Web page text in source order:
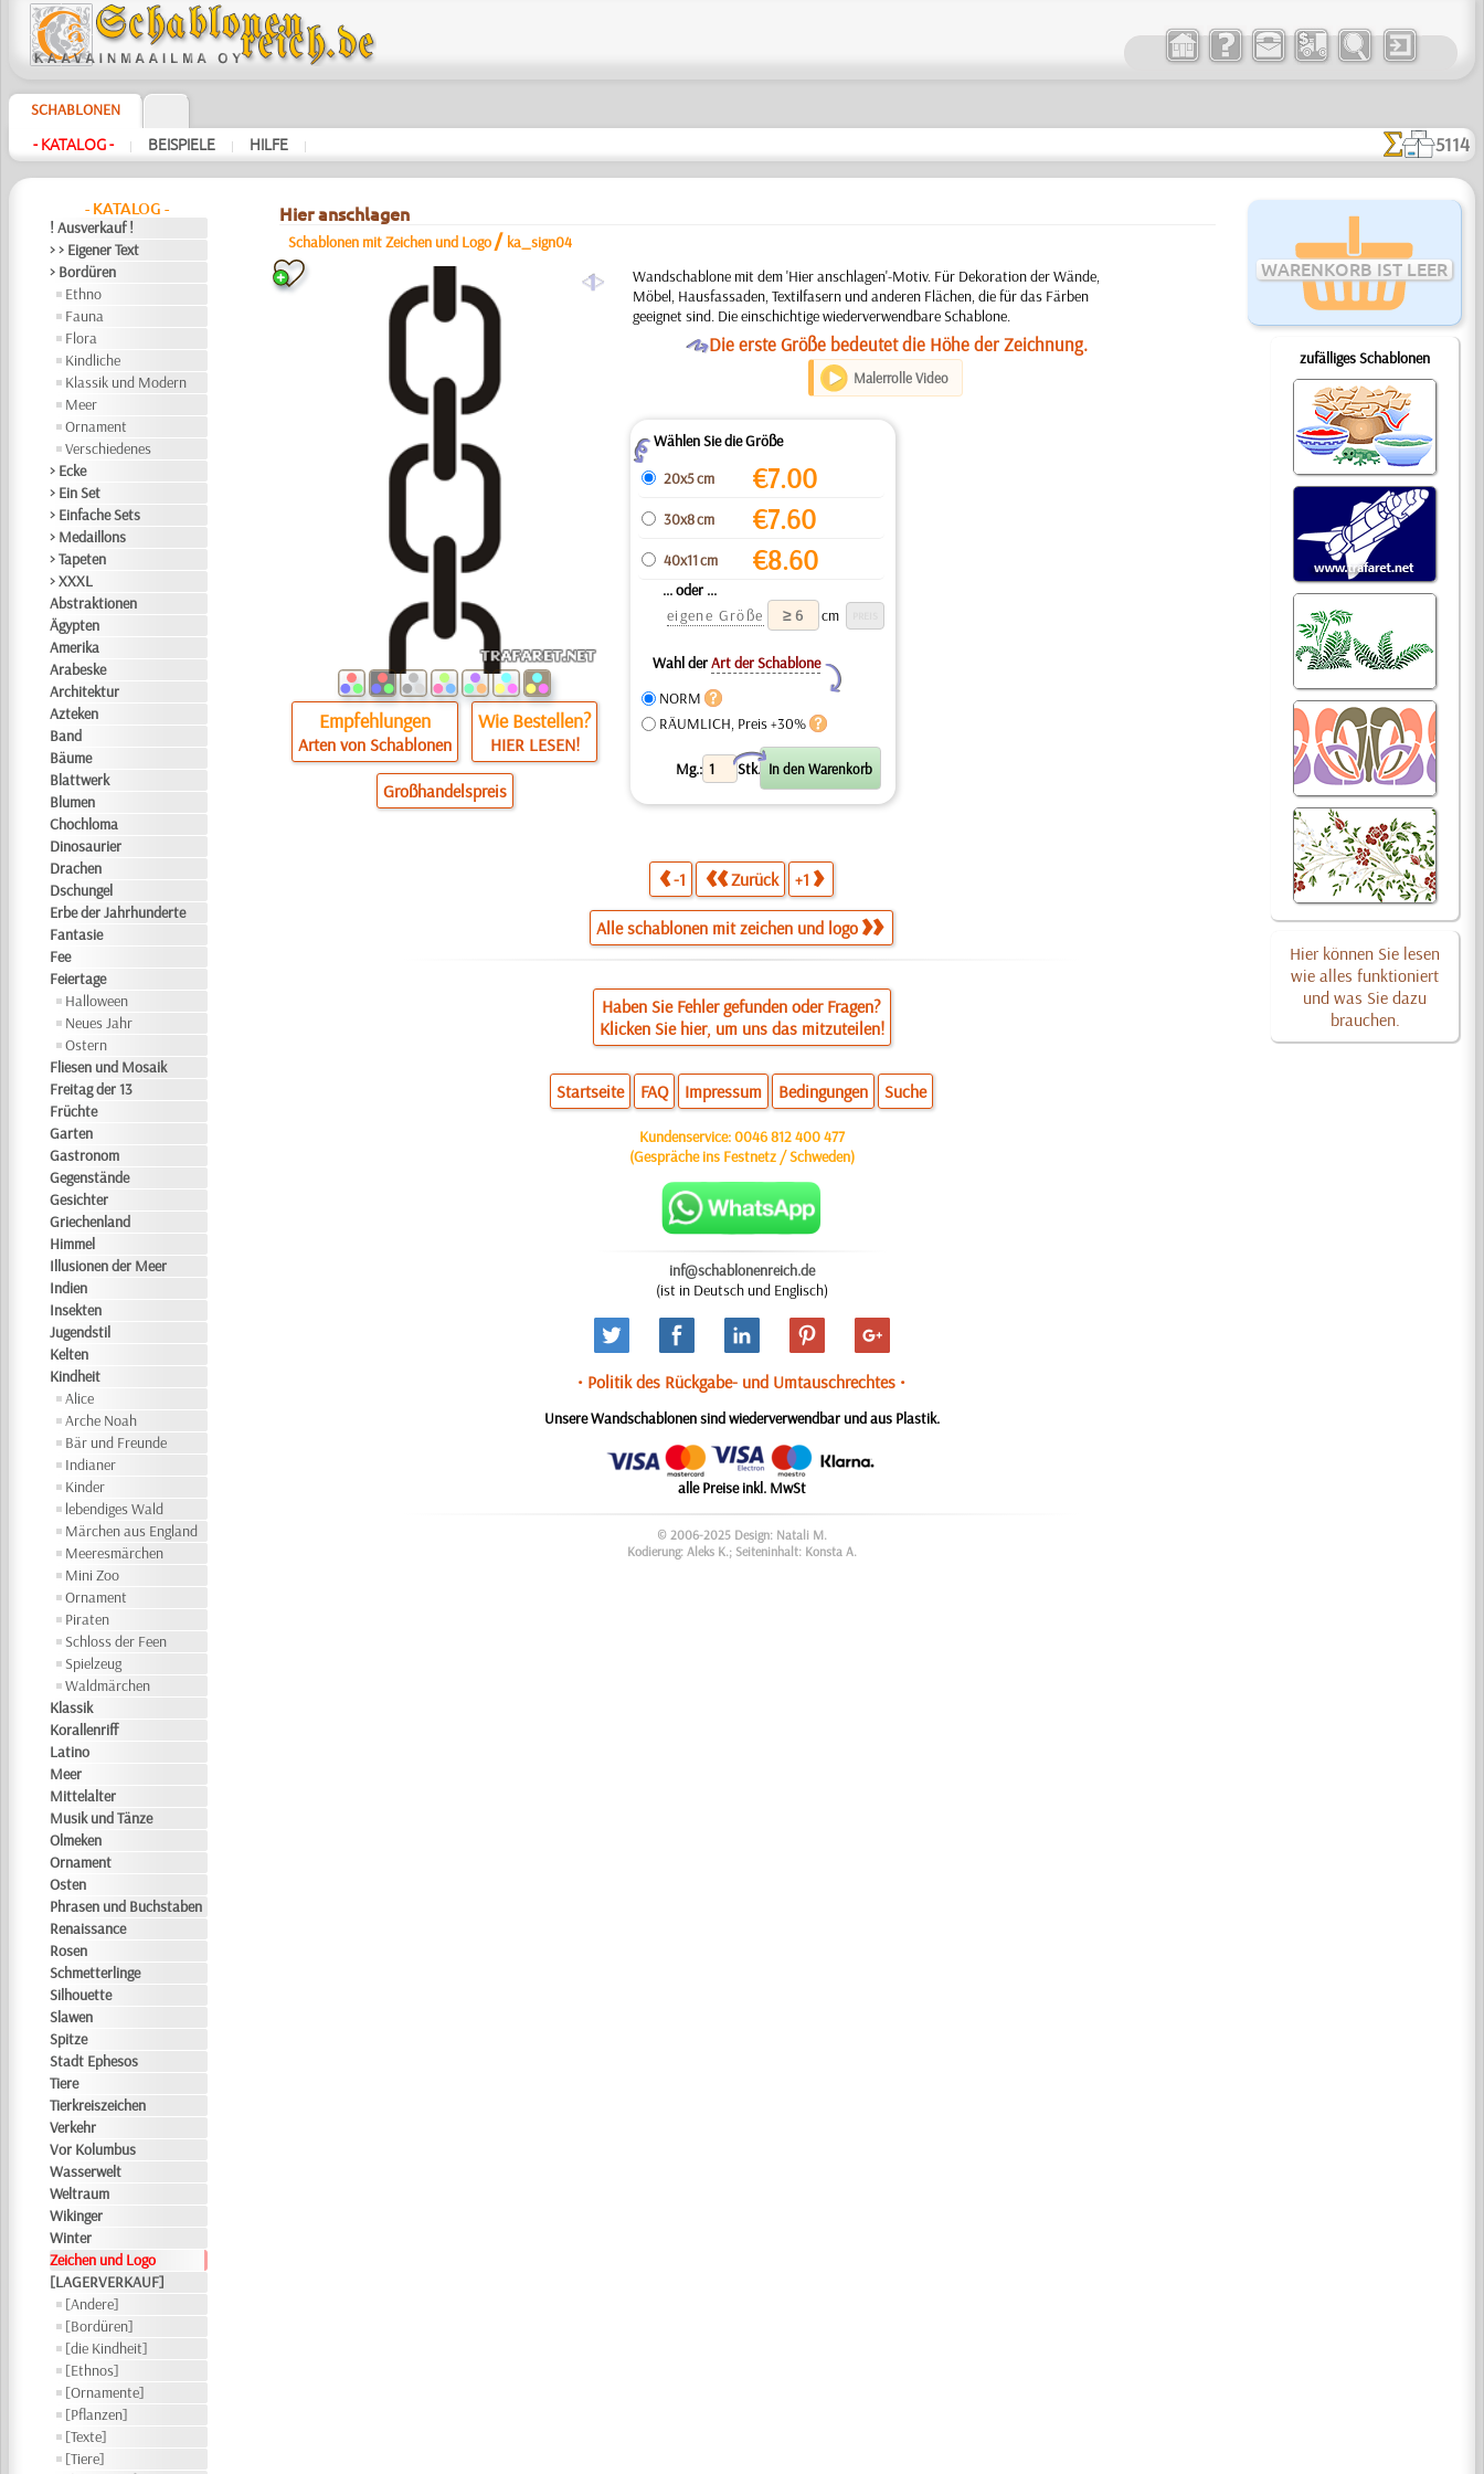
SCHABLONEN
- KATALOG - | BEISPIELE | HILFE | 5114
- KATALOG -
! Ausverkauf !
> > Eigener Text
> Bordüren
Ethno
Fauna
Flora
Kindliche
Klassik und Modern
Meer
Ornament
Verschiedenes
> Ecke
> Ein Set
> Einfache Sets
> Medaillons
> Tapeten
> XXXL
Abstraktionen
Ägypten
Amerika
Arabeske
Architektur
Azteken
Band
Bäume
Blattwerk
Blumen
Chochloma
Dinosaurier
Drachen
Dschungel
Erbe der Jahrhunderte
Fantasie
Fee
Feiertage
Halloween
Neues Jahr
Ostern
Fliesen und Mosaik
Freitag der 13
Früchte
Garten
Gastronom
Gegenstände
Gesichter
Griechenland
Himmel
Illusionen der Meer
Indien
Insekten
Jugendstil
Kelten
Kindheit
Alice
Arche Noah
Bär und Freunde
Indianer
Kinder
lebendiges Wald
Märchen aus England
Meeresmärchen
Mini Zoo
Ornament
Piraten
Schloss der Feen
Spielzeug
Waldmärchen
Klassik
Korallenriff
Latino
Meer
Mittelalter
Musik und Tänze
Olmeken
Ornament
Osten
Phrasen und Buchstaben
Renaissance
Rosen
Schmetterlinge
Silhouette
Slawen
Spitze
Stadt Ephesos
Tiere
Tierkreiszeichen
Verkehr
Vor Kolumbus
Wasserwelt
Weltraum
Wikinger
Winter
Zeichen und Logo
[LAGERVERKAUF]
[Andere]
[Bordüren]
[die Kindheit]
[Ethnos]
[Ornamente]
[Pflanzen]
[Texte]
[Tiere]
WARENKORB IST LEER
zufälliges Schablonen
Hier können Sie lesen
wie alles funktioniert
und was Sie dazu
brauchen.
Hier anschlagen
Schablonen mit Zeichen und Logo / ka_sign04
a
Empfehlungen
Arten von Schablonen
Wie Bestellen?
HIER LESEN!
Großhandelspreis
Wandschablone mit dem 'Hier anschlagen'-Motiv. Für Dekoration der Wände,
Möbel, Hausfassaden, Textilfasern und anderen Flächen, die für das Färben
geeignet sind. Die einschichtige wiederverwendbare Schablone.
ODie erste Größe bedeutet die Höhe der Zeichnung.
Malerrolle Video
ZWählen Sie die Größe
20x5 cm
€7.00
30x8 cm €7.60
40x11 cm €8.60
... oder ...
eigene Größe
cm
Wahl derArt der Schablone
Y
NORM
RÄUMLICH, Preis +30%
Mg.: Stk.
X
-1 Zurück +1
Alle schablonen mit zeichen und logo
Haben Sie Fehler gefunden oder Fragen?
Klicken Sie hier, um uns das mitzuteilen!
Startseite FAQ Impressum Bedingungen Suche
Kundenservice:0046 812 400 477
(Gespräche ins Festnetz / Schweden)
inf@schablonenreich.de
(ist in Deutsch und Englisch)
• Politik des Rückgabe- und Umtauschrechtes •
Unsere Wandschablonen sind wiederverwendbar und aus Plastik.
alle Preise inkl. MwSt
© 2006-2025 Design: Natali M.
Kodierung: Aleks K.; Seiteninhalt: Konsta A.